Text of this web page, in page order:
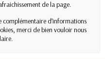
de la page.
d’informations
merci de bien vouloir nous